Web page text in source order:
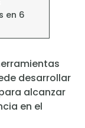
en 6
desarrollar
alcanzar
en el